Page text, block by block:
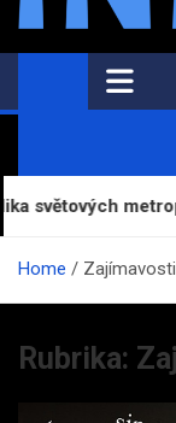
Digital-
Zpravodajství,
Home Zajímavosti
Rubrika: